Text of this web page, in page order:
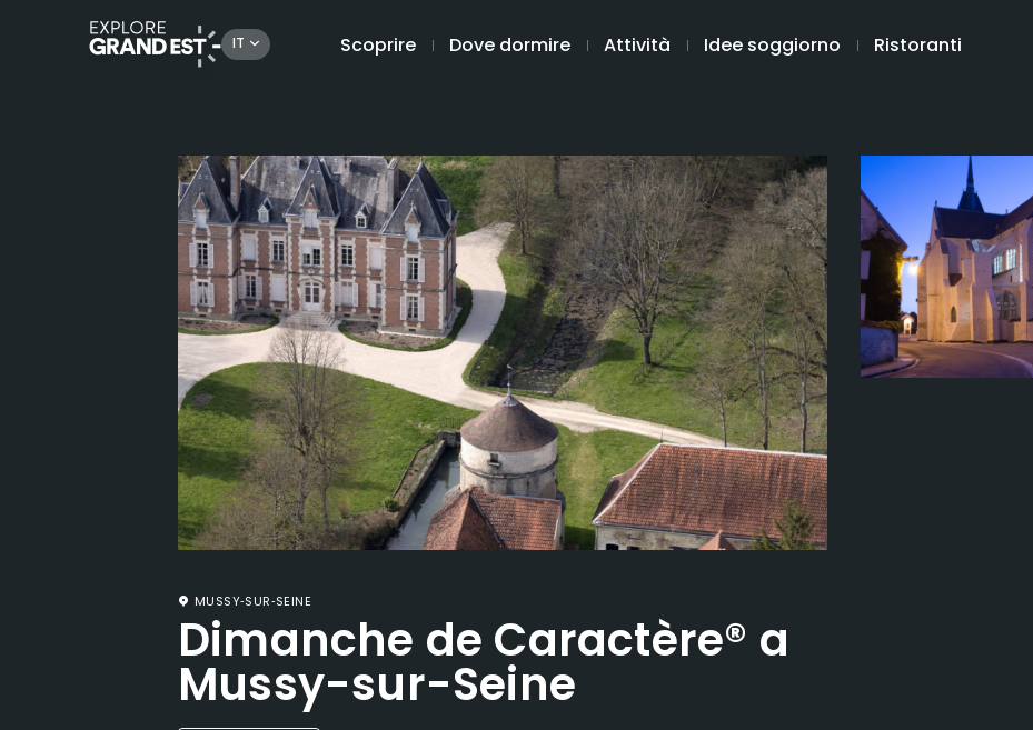
IT Scoprire Dove dormire Attività Idee soggiorno Ristoranti
MUSSY‑SUR‑SEINE
Dimanche de Caractère® a
Mussy-sur-Seine